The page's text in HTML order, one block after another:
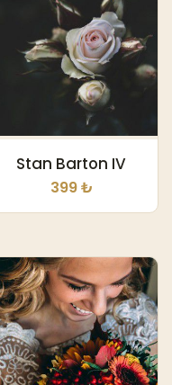
Stan Barton IV
399 ₺